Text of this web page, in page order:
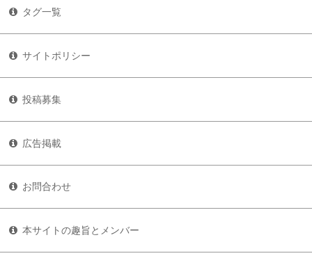
タグ一覧
サイトポリシー
投稿募集
広告掲載
お問合わせ
本サイトの趣旨とメンバー